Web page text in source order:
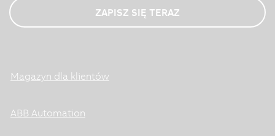
ZAPISZ SIĘ TERAZ
Magazyn dla klientów
ABB Automation